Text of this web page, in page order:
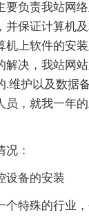
要负责我站网
并保证计算机
机上软件的安
解决，我站网
.维护以及数据
员，就我一年
况：
设备的安装
个特殊的行业